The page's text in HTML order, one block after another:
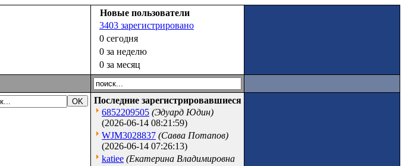
Новые пользователи
3403 зарегистрировано
0 сегодня
0 за неделю
0 за месяц
Последние зарегистрировавшиеся
6852209505 (Эдуард Юдин)
(2026-06-14 08:21:59)
WJM3028837 (Савва Потапов)
(2026-06-14 07:26:13)
katiee (Екатерина Владимировна